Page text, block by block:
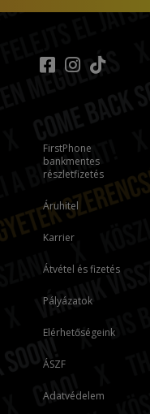
FirstPhone
bankmentes
részletfizetés
Áruhitel
Karrier
Átvétel és fizetés
Pályázatok
Elérhetőségeink
ÁSZF
Adatvédelem